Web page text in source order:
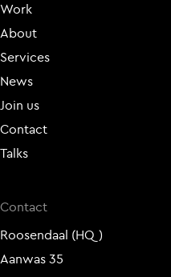
Work
About
Services
News
Join us
Contact
Talks
Contact
Roosendaal (HQ)
Aanwas 35